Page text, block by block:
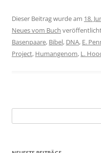
Dieser Beitrag wurde am 18.
Neues vom Buch
Basenpaare, Bibel, DNA, E.
Project, Humangenom, L.
nach: